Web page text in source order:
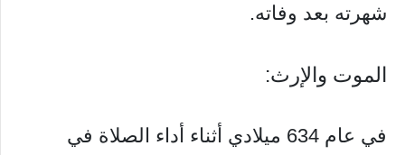
شهرته بعد وفاته.
الموت والإرث:
في عام 634 ميلادي أثناء أداء الصلاة في